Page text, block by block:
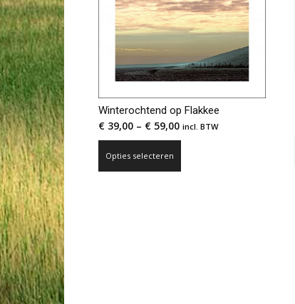
Winterochtend op Flakkee
€ 39,00 – € 59,00 incl. BTW
Opties selecteren